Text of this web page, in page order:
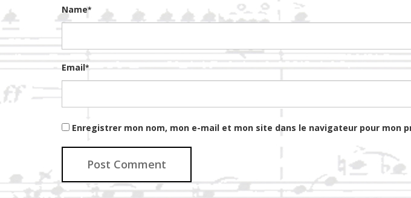
Name*
Email*
Enregistrer mon nom, mon e-mail et mon site dans le navigateur pour mon